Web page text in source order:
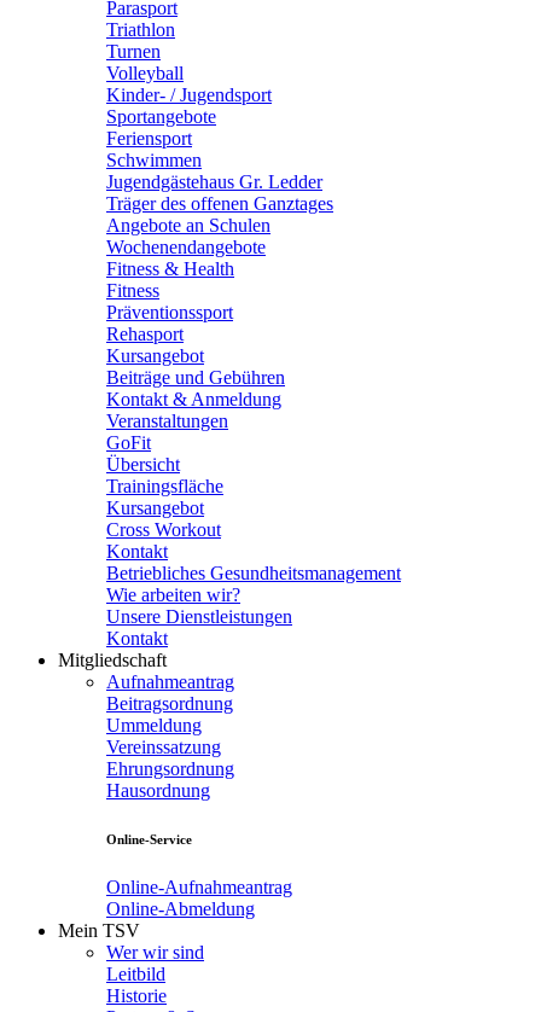
Parasport
Triathlon
Turnen
Volleyball
Kinder- / Jugendsport
Sportangebote
Feriensport
Schwimmen
Jugendgästehaus Gr. Ledder
Träger des offenen Ganztages
Angebote an Schulen
Wochenendangebote
Fitness & Health
Fitness
Präventionssport
Rehasport
Kursangebot
Beiträge und Gebühren
Kontakt & Anmeldung
Veranstaltungen
GoFit
Übersicht
Trainingsfläche
Kursangebot
Cross Workout
Kontakt
Betriebliches Gesundheitsmanagement
Wie arbeiten wir?
Unsere Dienstleistungen
Kontakt
Mitgliedschaft
Aufnahmeantrag
Beitragsordnung
Ummeldung
Vereinssatzung
Ehrungsordnung
Hausordnung
Online-Service
Online-Aufnahmeantrag
Online-Abmeldung
Mein TSV
Wer wir sind
Leitbild
Historie